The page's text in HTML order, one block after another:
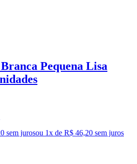
Pequena Lisa
sem jurosou 1x de R$ 46,20 sem juros